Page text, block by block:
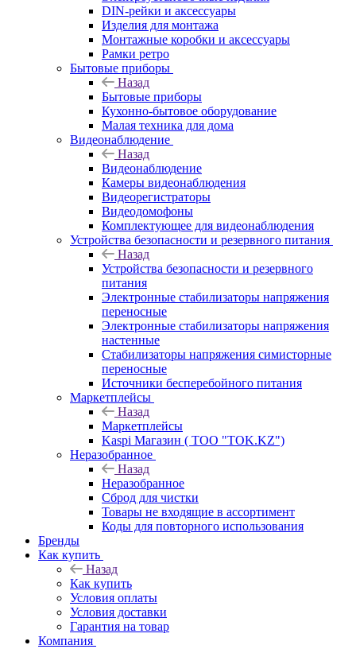
DIN-рейки и аксессуары
Изделия для монтажа
Монтажные коробки и аксессуары
Рамки ретро
Бытовые приборы
Назад
Бытовые приборы
Кухонно-бытовое оборудование
Малая техника для дома
Видеонаблюдение
Назад
Видеонаблюдение
Камеры видеонаблюдения
Видеорегистраторы
Видеодомофоны
Комплектующее для видеонаблюдения
Устройства безопасности и резервного питания
Назад
Устройства безопасности и резервного
питания
Электронные стабилизаторы напряжения
переносные
Электронные стабилизаторы напряжения
настенные
Стабилизаторы напряжения симисторные
переносные
Источники бесперебойного питания
Маркетплейсы
Назад
Маркетплейсы
Kaspi Магазин ( ТОО "TOK.KZ")
Неразобранное
Назад
Неразобранное
Сброд для чистки
Товары не входящие в ассортимент
Коды для повторного использования
Бренды
Как купить
Назад
Как купить
Условия оплаты
Условия доставки
Гарантия на товар
Компания